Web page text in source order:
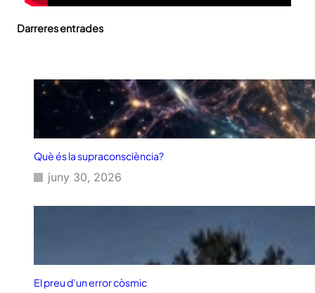
Darreres entrades
Què és la supraconsciència?
juny 30, 2026
El preu d’un error còsmic